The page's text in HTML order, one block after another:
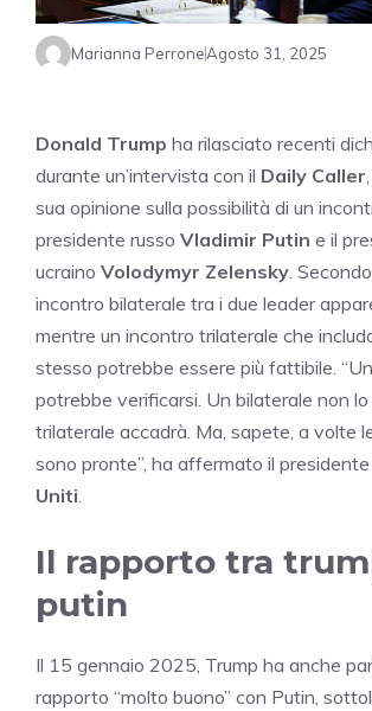
Marianna PerroneAgosto 31, 2025
Donald Trump ha rilasciato recenti
durante un’intervista con il Daily Caller
sua opinione sulla possibilità di un
presidente russo Vladimir Putin e il
ucraino Volodymyr Zelensky.
incontro bilaterale tra i due leader
mentre un incontro trilaterale che
stesso potrebbe essere più fattibile.
potrebbe verificarsi. Un bilaterale non lo
trilaterale accadrà. Ma, sapete, a volte
sono pronte”, ha affermato il
Uniti.
Il rapporto tra
putin
Il 15 gennaio 2025, Trump ha anche
rapporto “molto buono” con Putin,